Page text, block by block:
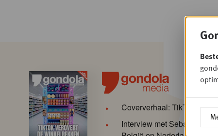
Coververhaal: TikTok
Interview met Sebastiaan